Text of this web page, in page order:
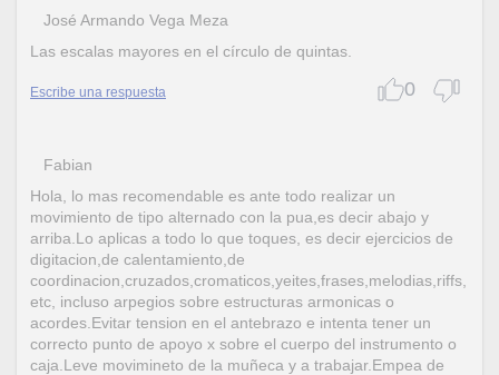
José Armando Vega Meza
Las escalas mayores en el círculo de quintas.
Escribe una respuesta 0
Fabian
Hola, lo mas recomendable es ante todo realizar un
movimiento de tipo alternado con la pua,es decir abajo y
arriba.Lo aplicas a todo lo que toques, es decir ejercicios de
digitacion,de calentamiento,de
coordinacion,cruzados,cromaticos,yeites,frases,melodias,riffs,
etc, incluso arpegios sobre estructuras armonicas o
acordes.Evitar tension en el antebrazo e intenta tener un
correcto punto de apoyo x sobre el cuerpo del instrumento o
caja.Leve movimineto de la muñeca y a trabajar.Empea de